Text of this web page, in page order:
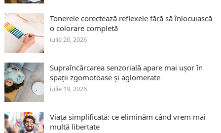
Tonerele corectează reflexele fără să înlocuiască
o colorare completă
iulie 20, 2026
Supraîncărcarea senzorială apare mai ușor în
spații zgomotoase și aglomerate
iulie 19, 2026
Viața simplificată: ce eliminăm când vrem mai
multă libertate